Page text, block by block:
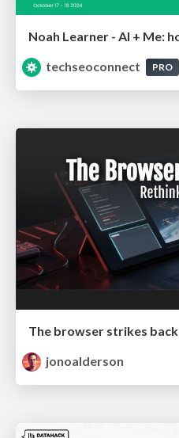
techseoconnect
PRO
The browser strikes back
jonoalderson